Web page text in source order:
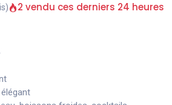
2 vendu ces derniers 24 heures